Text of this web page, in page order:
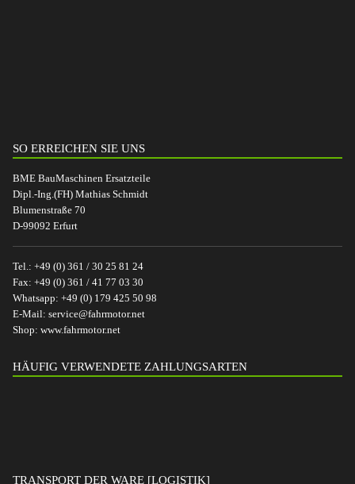
SO ERREICHEN SIE UNS
BME BauMaschinen Ersatzteile
Dipl.-Ing.(FH) Mathias Schmidt
Blumenstraße 70
D-99092 Erfurt
Tel.: +49 (0) 361 / 30 25 81 24
Fax: +49 (0) 361 / 41 77 03 30
Whatsapp: +49 (0) 179 425 50 98
E-Mail: service@fahrmotor.net
Shop: www.fahrmotor.net
HÄUFIG VERWENDETE ZAHLUNGSARTEN
TRANSPORT DER WARE [LOGISTIK]